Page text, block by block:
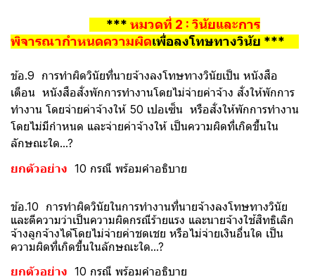
*** หมวดที่ 2 : วินัยและการ
พิจารณากำหนดความผิดเพื่อลงโทษทางวินัย ***
ข้อ.9 การทำผิดวินัยที่นายจ้างลงโทษทางวินัยเป็น หนังสือ
เตือน หนังสือสั่งพักการทำงานโดยไม่จ่ายค่าจ้าง สั่งให้พักการ
ทำงาน โดยจ่ายค่าจ้างให้ 50 เปอเซ็น หรือสั่งให้พักการทำงาน
โดยไม่มีกำหนด และจ่ายค่าจ้างให้ เป็นความผิดที่เกิดขึ้นใน
ลักษณะใด...?
ยกตัวอย่าง 10 กรณี พร้อมคำอธิบาย
ข้อ.10 การทำผิดวินัยในการทำงานที่นายจ้างลงโทษทางวินัย
และตีความว่าเป็นความผิดกรณีร้ายแรง และนายจ้างใช้สิทธิเลิก
จ้างลูกจ้างได้โดยไม่จ่ายค่าชดเชย หรือไม่จ่ายเงินอื่นใด เป็น
ความผิดที่เกิดขึ้นในลักษณะใด...?
ยกตัวอย่าง 10 กรณี พร้อมคำอธิบาย